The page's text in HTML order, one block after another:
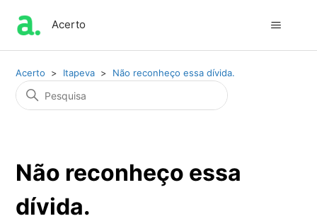
Acerto
Acerto Itapeva Não reconheço essa dívida.
Não reconheço essa
dívida.